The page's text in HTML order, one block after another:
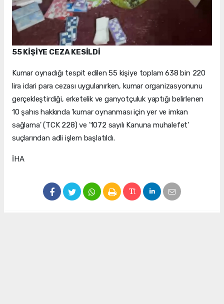
55 KİŞİYE CEZA KESİLDİ
Kumar oynadığı tespit edilen 55 kişiye toplam 638 bin 220
lira idari para cezası uygulanırken, kumar organizasyonunu
gerçekleştirdiği, erketelik ve ganyotçuluk yaptığı belirlenen
10 şahıs hakkında 'kumar oynanması için yer ve imkan
sağlama' (TCK 228) ve '1072 sayılı Kanuna muhalefet'
suçlarından adli işlem başlatıldı.
İHA